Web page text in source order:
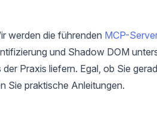
werden die führenden MCP-
und Shadow DOM
Praxis liefern. Egal, ob Sie
Sie praktische Anleitungen.